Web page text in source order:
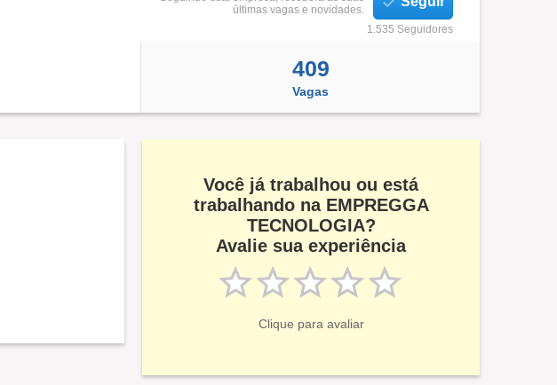
últimas vagas e novidades.
1.535 Seguidores
409
Vagas
Você já trabalhou ou está
trabalhando na EMPREGGA
TECNOLOGIA?
Avalie sua experiência
Clique para avaliar